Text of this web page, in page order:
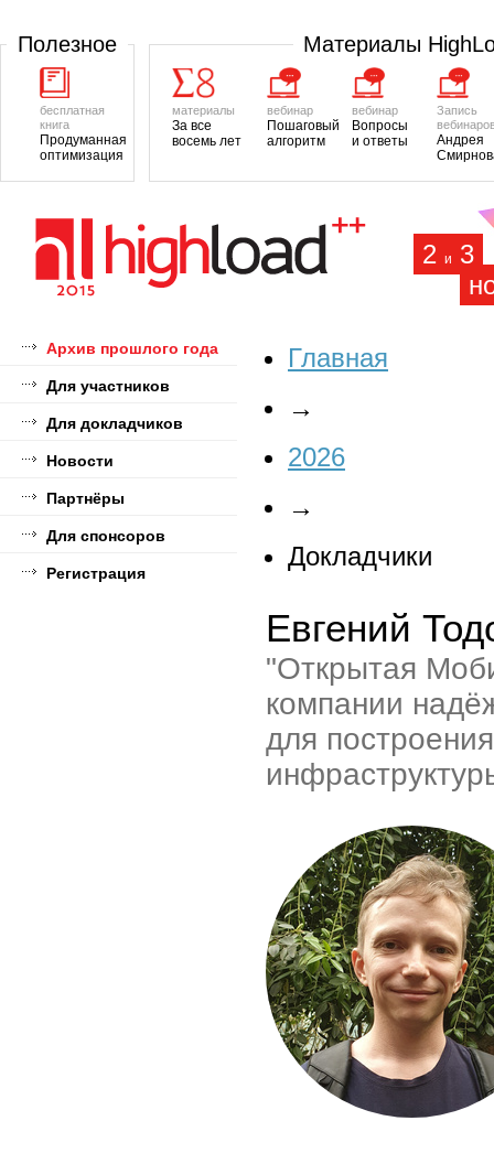
Полезное
бесплатная
книга
Продуманная
оптимизация
Материалы
материалы
За все
восемь лет
вебинар
Пошаговый
алгоритм
вебинар
Вопросы
и ответы
Запись
Андрея
2 и
3
Архив прошлого года
Для участников
Для докладчиков
Новости
Партнёры
Для спонсоров
Регистрация
Главная
→
2026
→
Докладчики
Евгений
"Открытая
компании
для